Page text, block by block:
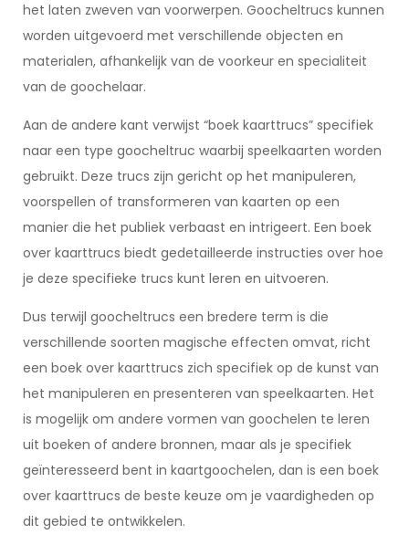
het laten zweven van voorwerpen. Goocheltrucs kunnen
worden uitgevoerd met verschillende objecten en
materialen, afhankelijk van de voorkeur en specialiteit
van de goochelaar.
Aan de andere kant verwijst “boek kaarttrucs” specifiek
naar een type goocheltruc waarbij speelkaarten worden
gebruikt. Deze trucs zijn gericht op het manipuleren,
voorspellen of transformeren van kaarten op een
manier die het publiek verbaast en intrigeert. Een boek
over kaarttrucs biedt gedetailleerde instructies over hoe
je deze specifieke trucs kunt leren en uitvoeren.
Dus terwijl goocheltrucs een bredere term is die
verschillende soorten magische effecten omvat, richt
een boek over kaarttrucs zich specifiek op de kunst van
het manipuleren en presenteren van speelkaarten. Het
is mogelijk om andere vormen van goochelen te leren
uit boeken of andere bronnen, maar als je specifiek
geïnteresseerd bent in kaartgoochelen, dan is een boek
over kaarttrucs de beste keuze om je vaardigheden op
dit gebied te ontwikkelen.